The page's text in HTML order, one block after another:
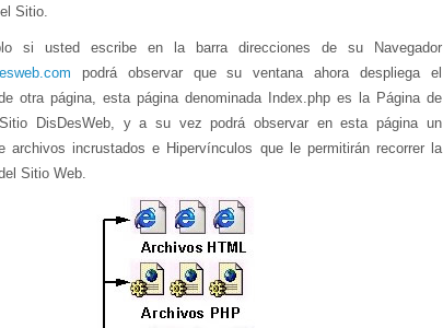
Sitio.
si usted escribe en la barra direcciones de su Navegador
podrá observar que su ventana ahora despliega el
otra página, esta página denominada Index.php es la Página de
DisDesWeb, y a su vez podrá observar en esta página un
archivos incrustados e Hipervínculos que le permitirán recorrer la
Sitio Web.